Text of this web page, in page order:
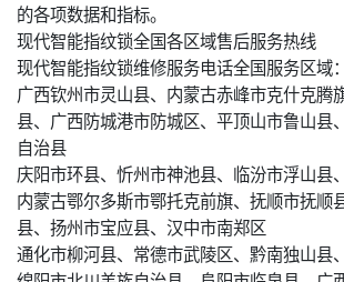
的各项数据和指标。
现代智能指纹锁全国各区域售后服务热线
现代智能指纹锁维修服务电话全国服务区域：
广西钦州市灵山县、内蒙古赤峰市克什克腾
县、广西防城港市防城区、平顶山市鲁山县
自治县
庆阳市环县、忻州市神池县、临汾市浮山县
内蒙古鄂尔多斯市鄂托克前旗、抚顺市抚顺
县、扬州市宝应县、汉中市南郑区
通化市柳河县、常德市武陵区、黔南独山县